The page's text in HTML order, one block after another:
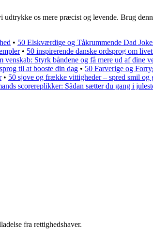
os mere præcist og levende. Brug
• 50 Elskværdige og Tåkrummende Dad
• 50 inspirerende danske ordsprog om
venskab: Styrk båndene og få mere ud af dine
til at booste din dag • 50 Farverige og
• 50 sjove og frække vittigheder – spred smil og
scorereplikker: Sådan sætter du gang i
fra rettighedshaver.